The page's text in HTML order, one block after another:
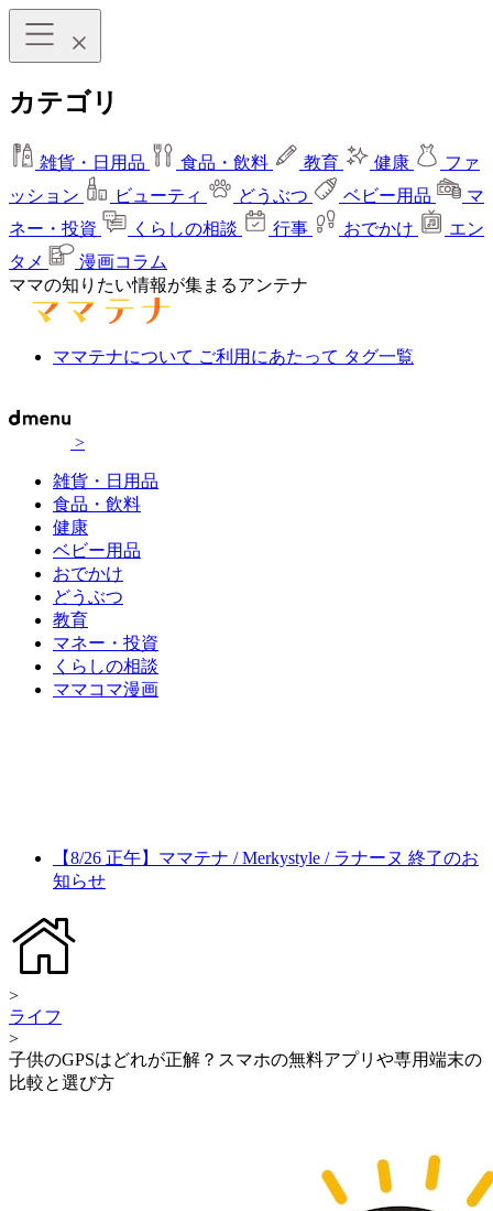
カテゴリ
雑貨・日用品 食品・飲料 教育 健康
ファ
ッション
ビューティ どうぶつ ベビー用品
マ
ネー・投資
くらしの相談 行事 おでかけ
エン
タメ
漫画コラム
ママの知りたい情報が集まるアンテナ
ママテナについて ご利用にあたって タグ一覧
>
雑貨・日用品
食品・飲料
健康
ベビー用品
おでかけ
どうぶつ
教育
マネー・投資
くらしの相談
ママコマ漫画
【8/26 正午】ママテナ / Merkystyle / ラナーヌ 終了のお
知らせ
>
ライフ
>
子供のGPSはどれが正解？スマホの無料アプリや専用端末の
比較と選び方